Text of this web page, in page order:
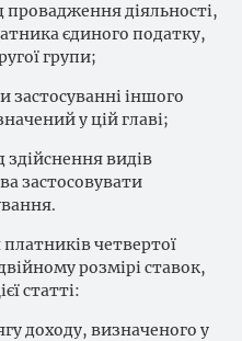
провадження діяльності,
єдиного податку,
групи;
застосуванні іншого
у цій главі;
здійснення видів
застосовувати
четвертої
розмірі ставок,
статті:
доходу, визначеного у